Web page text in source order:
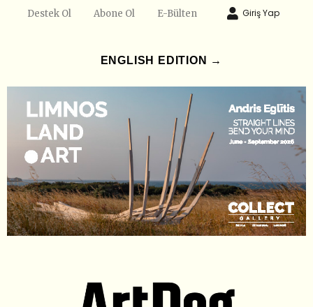
Destek Ol Abone Ol E-Bülten Giriş Yap
ENGLISH EDITION →